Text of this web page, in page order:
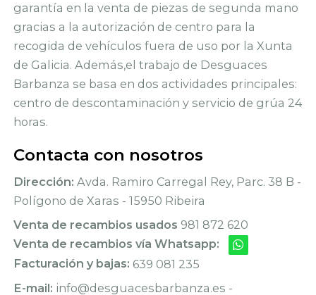
garantía en la venta de piezas de segunda mano
gracias a la autorización de centro para la
recogida de vehículos fuera de uso por la Xunta
de Galicia. Además,el trabajo de Desguaces
Barbanza se basa en dos actividades principales:
centro de descontaminación y servicio de grúa 24
horas.
Contacta con nosotros
Dirección: Avda. Ramiro Carregal Rey, Parc. 38 B -
Polígono de Xaras - 15950 Ribeira
Venta de recambios usados 981 872 620
Venta de recambios vía Whatsapp:
Facturación y bajas: 639 081 235
E-mail: info@desguacesbarbanza.es -